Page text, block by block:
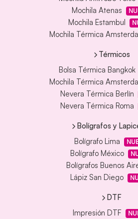
Mochila Atenas
Mochila Estambul
Mochila Térmica
Térmicos
Bolsa Térmica Bangkok
Mochila Térmica
Nevera Térmica Berlín
Nevera Térmica Roma
Bolígrafos y
Bolígrafo Lima
Bolígrafo México
Bolígrafos Buenos
Lápiz San Diego
DTF
Impresión DTF